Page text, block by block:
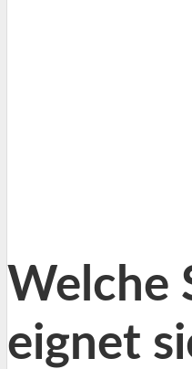
Welche
eignet